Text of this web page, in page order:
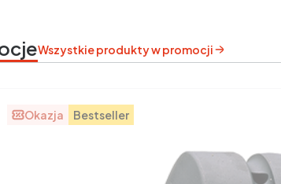
Wszystkie produkty w promocji
Okazja Bestseller